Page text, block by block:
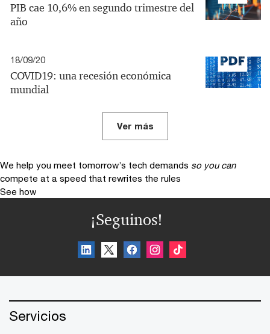
PIB cae 10,6% en segundo trimestre del
año
18/09/20
COVID19: una recesión económica
mundial
Ver más
We help you meet tomorrow’s tech demands so you can
compete at a speed that rewrites the rules
See how
¡Seguinos!
Servicios